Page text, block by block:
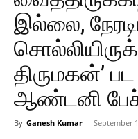
இல்லை,
திருமகன்’
ஆண்டனி
By Ganesh Kumar - September